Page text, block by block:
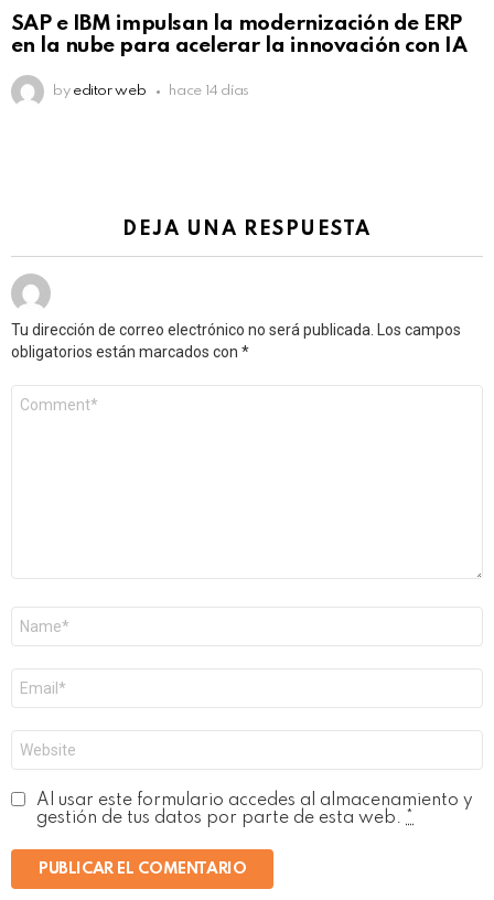
Click to view this post
SAP e IBM impulsan la modernización de ERP
en la nube para acelerar la innovación con IA
by editor web hace 14 días
DEJA UNA RESPUESTA
Tu dirección de correo electrónico no será publicada.
Los campos
obligatorios están marcados con *
electrónico
*
Al usar este formulario accedes al almacenamiento y
gestión de tus datos por parte de esta web.